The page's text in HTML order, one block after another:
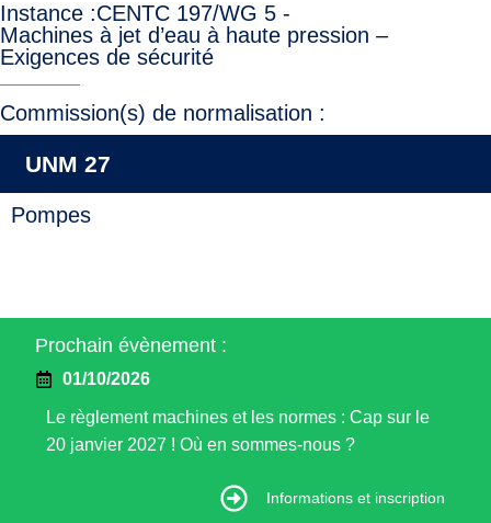
Instance :CENTC 197/WG 5 -
Machines à jet d’eau à haute pression –
Exigences de sécurité
Commission(s) de normalisation :
UNM 27
Pompes
Prochain évènement :
01/10/2026
Le règlement machines et les normes : Cap sur le
20 janvier 2027 ! Où en sommes-nous ?
Informations et inscription